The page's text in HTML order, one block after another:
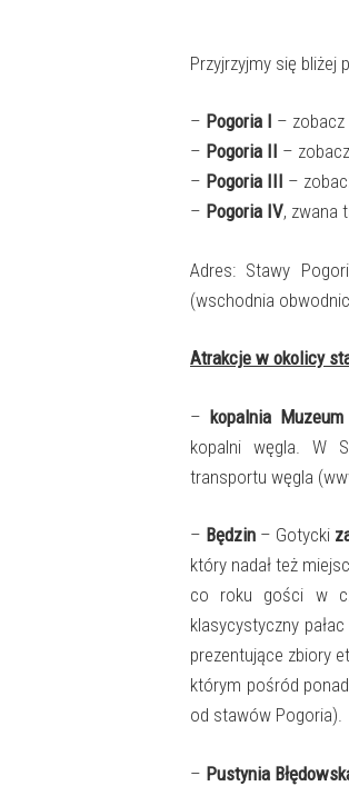
Przyjrzyjmy się bliżej
– Pogoria I – zobacz
– Pogoria II –
– Pogoria III –
– Pogoria IV, zwana
Adres: Stawy
(wschodnia
Atrakcje w okolicy
– kopalnia
kopalni węgla. W
transportu węgla
– Będzin – Gotycki
który nadał też
co roku gości w
klasycystyczny
prezentujące zbiory
którym pośród
od stawów Pogoria).
– Pustynia